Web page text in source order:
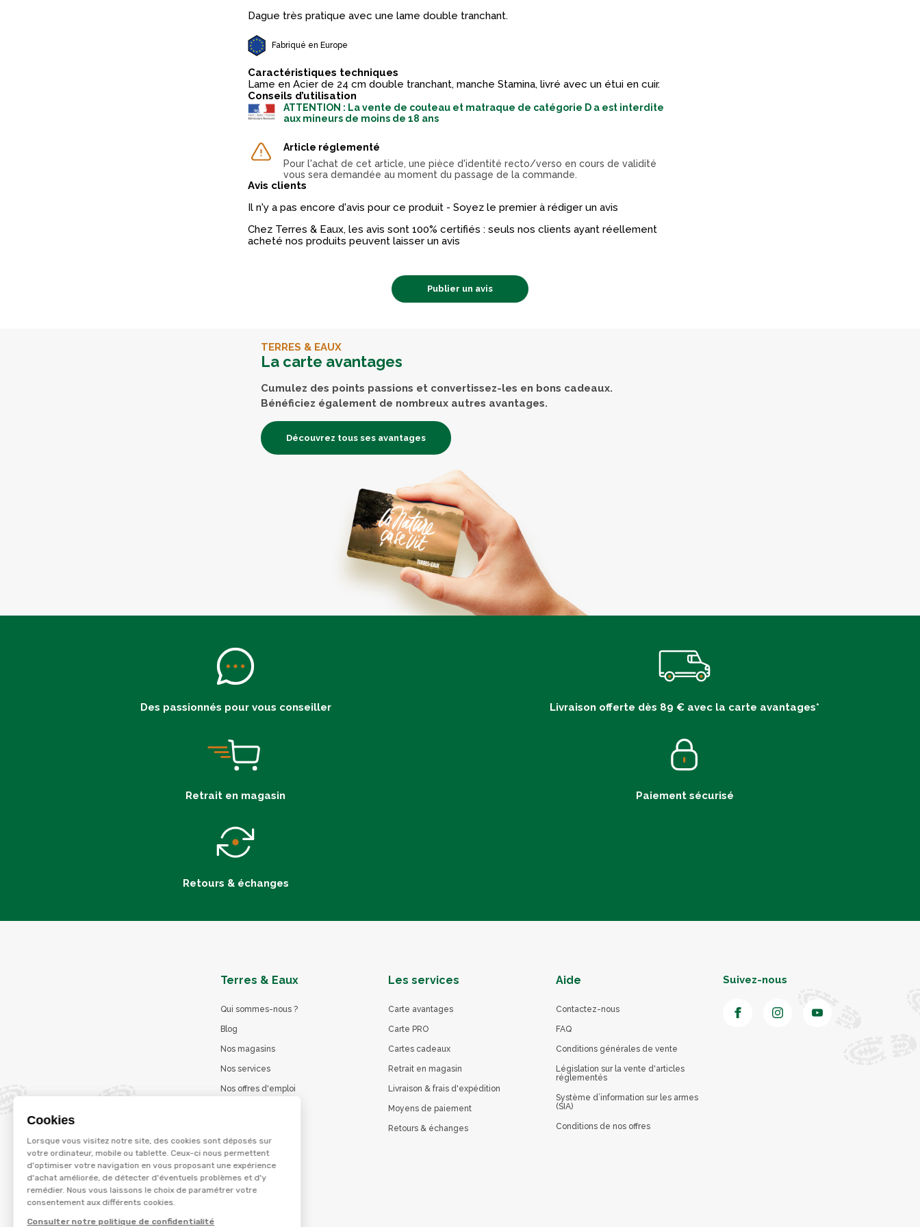
Cookies
Lorsque vous visitez notre site, des cookies sont déposés sur
votre ordinateur, mobile ou tablette. Ceux-ci nous permettent
d'optimiser votre navigation en vous proposant une expérience
d'achat améliorée, de détecter d'éventuels problèmes et d'y
remédier. Nous vous laissons le choix de paramétrer votre
consentement aux différents cookies.
Consulter notre politique de confidentialité
Dague très pratique avec une lame double tranchant.
Fabriqué en Europe
Caractéristiques techniques
Lame en Acier de 24 cm double tranchant, manche Stamina, livré avec un étui en cuir.
Conseils d’utilisation
ATTENTION : La vente de couteau et matraque de catégorie D a est interdite
aux mineurs de moins de 18 ans
Article réglementé
Pour l'achat de cet article, une pièce d'identité recto/verso en cours de validité
vous sera demandée au moment du passage de la commande.
Avis clients
Il n'y a pas encore d'avis pour ce produit - Soyez le premier à rédiger un avis
Chez Terres & Eaux, les avis sont 100% certifiés : seuls nos clients ayant réellement
acheté nos produits peuvent laisser un avis
Publier un avis
TERRES & EAUX
La carte avantages
Cumulez des points passions et convertissez-les en bons cadeaux.
Bénéficiez également de nombreux autres avantages.
Découvrez tous ses avantages
Des passionnés pour vous conseiller Livraison offerte dès 89 € avec la carte avantages*
Retrait en magasin Paiement sécurisé
Retours & échanges
Terres & Eaux
Qui sommes-nous ?
Blog
Nos magasins
Nos services
Nos offres d'emploi
La marque Terzéo
Les services
Carte avantages
Carte PRO
Cartes cadeaux
Retrait en magasin
Livraison & frais d'expédition
Moyens de paiement
Retours & échanges
Aide
Contactez-nous
FAQ
Conditions générales de vente
Législation sur la vente d'articles
réglementés
Système d’information sur les armes
(SIA)
Conditions de nos offres
Suivez-nous
© Terres et eaux 2026
Politique de confidentialité